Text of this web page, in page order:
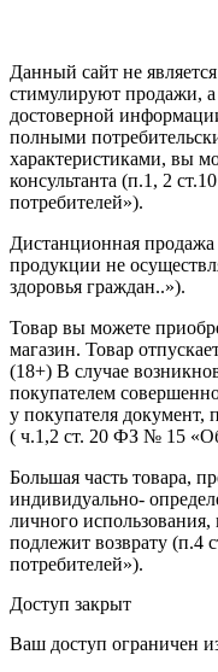
Данный сайт не
стимулируют продажи,
достоверной
полными
характеристиками, вы
консультанта (п.1, 2
потребителей»).
Дистанционная
продукции не
здоровья граждан..»).
Товар вы можете
магазин. Товар
(18+) В случае
покупателем
у покупателя документ,
( ч.1,2 ст. 20 ФЗ № 15
Большая часть товара,
индивидуально-
личного
подлежит возврату (п.4
потребителей»).
Доступ закрыт
Ваш доступ ограничен